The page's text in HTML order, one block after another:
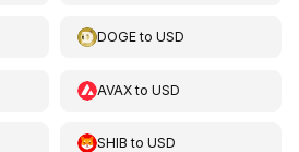
DOGEtoUSD
AVAXtoUSD
SHIB toUSD